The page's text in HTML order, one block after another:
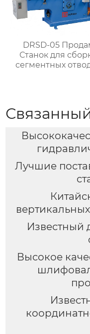
DRSD-05
Станок для
сегментных
Лучшие
Известный
Высокое